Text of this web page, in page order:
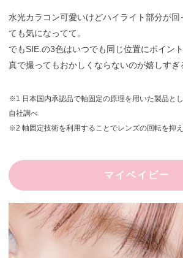
水光カラコン可愛いけどハイライト部分が回
ても気になってて。
でもSIE.の3色はいつでも同じ位置にポイン
真で撮ってもおかしくならないのが嬉しす
※1 日本国内承認品で軸固定の原理を用いた製品と
自社調べ
※2 軸固定技術を利用することでレンズの回転を抑
マイベイビー